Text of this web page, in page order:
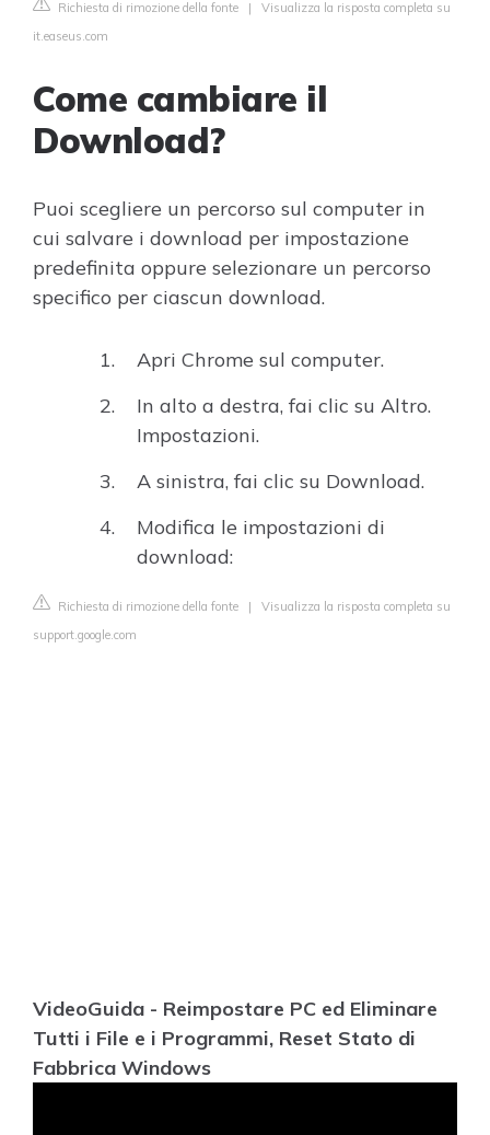
Richiesta di rimozione della fonte | Visualizza la risposta completa su
it.easeus.com
Come cambiare il
Download?
Puoi scegliere un percorso sul computer in
cui salvare i download per impostazione
predefinita oppure selezionare un percorso
specifico per ciascun download.
Apri Chrome sul computer.
In alto a destra, fai clic su Altro.
Impostazioni.
A sinistra, fai clic su Download.
Modifica le impostazioni di
download:
Richiesta di rimozione della fonte | Visualizza la risposta completa su
support.google.com
VideoGuida - Reimpostare PC ed Eliminare
Tutti i File e i Programmi, Reset Stato di
Fabbrica Windows